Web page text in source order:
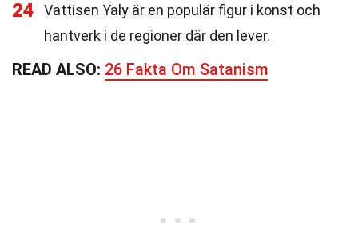
24
Vattisen Yaly är en populär figur i konst och
hantverk i de regioner där den lever.
READ ALSO: 26 Fakta Om Satanism